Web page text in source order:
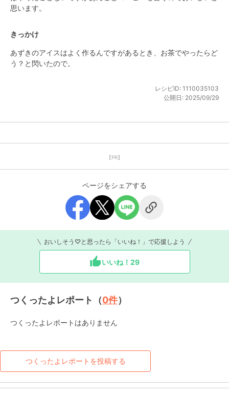
思います。
きっかけ
あずきのアイスはよく作るんですがあるとき、お茶でやったらど
う？と閃いたので。
レシピID: 1110035103
公開日: 2025/09/29
【PR】
ページをシェアする
おいしそう♡と思ったら「いいね！」で応援しよう
いいね！ 29
つくったよレポート（0件）
つくったよレポートはありません
つくったよレポートを投稿する